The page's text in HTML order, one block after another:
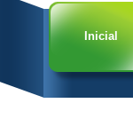
Inicial